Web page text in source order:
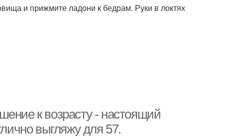
и прижмите ладони к бедрам. Руки в локтях
к возрасту - настоящий
выгляжу для 57.